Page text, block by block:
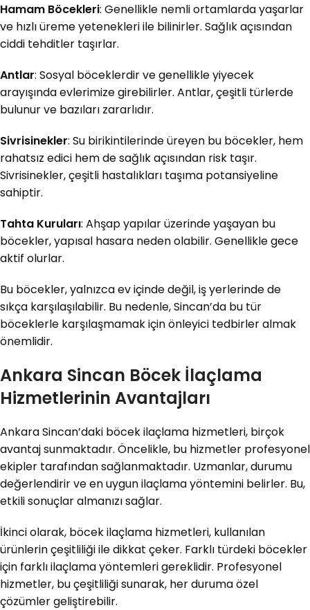
Hamam Böcekleri: Genellikle nemli ortamlarda yaşarlar
ve hızlı üreme yetenekleri ile bilinirler. Sağlık açısından
ciddi tehditler taşırlar.
Antlar: Sosyal böceklerdir ve genellikle yiyecek
arayışında evlerimize girebilirler. Antlar, çeşitli türlerde
bulunur ve bazıları zararlıdır.
Sivrisinekler: Su birikintilerinde üreyen bu böcekler, hem
rahatsız edici hem de sağlık açısından risk taşır.
Sivrisinekler, çeşitli hastalıkları taşıma potansiyeline
sahiptir.
Tahta Kuruları: Ahşap yapılar üzerinde yaşayan bu
böcekler, yapısal hasara neden olabilir. Genellikle gece
aktif olurlar.
Bu böcekler, yalnızca ev içinde değil, iş yerlerinde de
sıkça karşılaşılabilir. Bu nedenle, Sincan’da bu tür
böceklerle karşılaşmamak için önleyici tedbirler almak
önemlidir.
Ankara Sincan Böcek İlaçlama
Hizmetlerinin Avantajları
Ankara Sincan’daki böcek ilaçlama hizmetleri, birçok
avantaj sunmaktadır. Öncelikle, bu hizmetler profesyonel
ekipler tarafından sağlanmaktadır. Uzmanlar, durumu
değerlendirir ve en uygun ilaçlama yöntemini belirler. Bu,
etkili sonuçlar almanızı sağlar.
İkinci olarak, böcek ilaçlama hizmetleri, kullanılan
ürünlerin çeşitliliği ile dikkat çeker. Farklı türdeki böcekler
için farklı ilaçlama yöntemleri gereklidir. Profesyonel
hizmetler, bu çeşitliliği sunarak, her duruma özel
çözümler geliştirebilir.